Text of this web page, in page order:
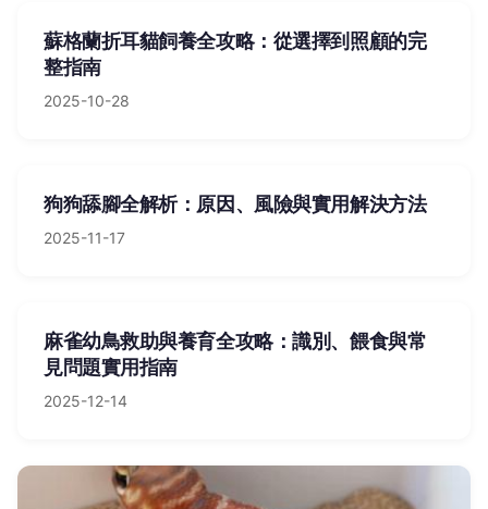
蘇格蘭折耳貓飼養全攻略：從選擇到照顧的完
整指南
2025-10-28
狗狗舔腳全解析：原因、風險與實用解決方法
2025-11-17
麻雀幼鳥救助與養育全攻略：識別、餵食與常
見問題實用指南
2025-12-14